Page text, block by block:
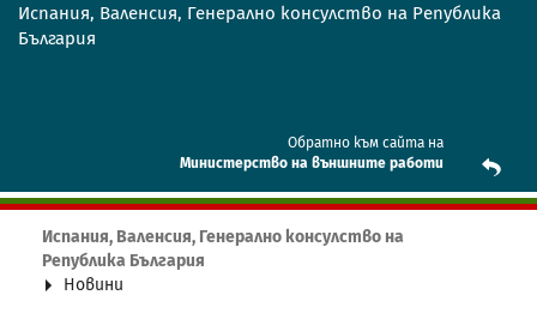
Испания, Валенсия, Генерално консулство на Република
България
Обратно към сайта на
Mинистерство на външните работи
Испания, Валенсия, Генерално консулство на
Република България
Новини